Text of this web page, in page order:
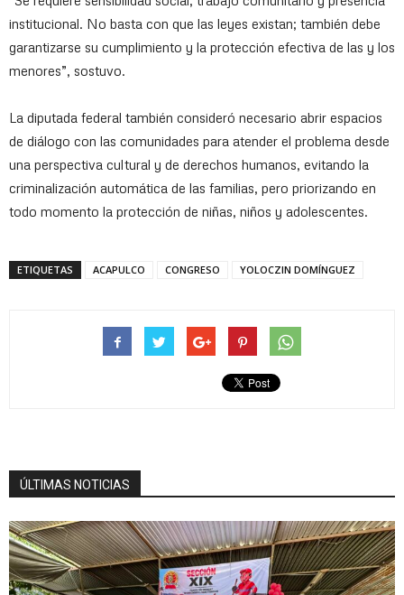
institucional. No basta con que las leyes existan; también debe
garantizarse su cumplimiento y la protección efectiva de las y los
menores”, sostuvo.
La diputada federal también consideró necesario abrir espacios
de diálogo con las comunidades para atender el problema desde
una perspectiva cultural y de derechos humanos, evitando la
criminalización automática de las familias, pero priorizando en
todo momento la protección de niñas, niños y adolescentes.
ETIQUETAS ACAPULCO CONGRESO YOLOCZIN DOMÍNGUEZ
ÚLTIMAS NOTICIAS